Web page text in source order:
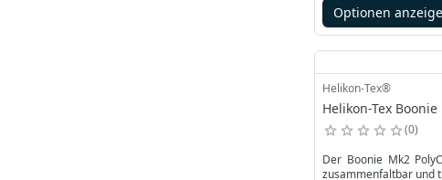
Optionen
Helikon-Tex®
Helikon-Tex
0
Der Boonie Mk2
zusammenfaltbar und